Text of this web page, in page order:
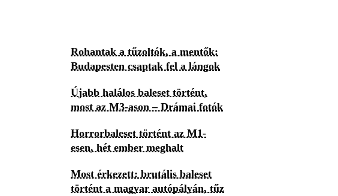
Rohantak a tűzoltók, a mentők:
Budapesten csaptak fel a lángok
Újabb halálos baleset történt,
most az M3-ason – Drámai fotók
Horrorbaleset történt az M1-
esen, hét ember meghalt
Most érkezett: brutális baleset
történt a magyar autópályán, tűz